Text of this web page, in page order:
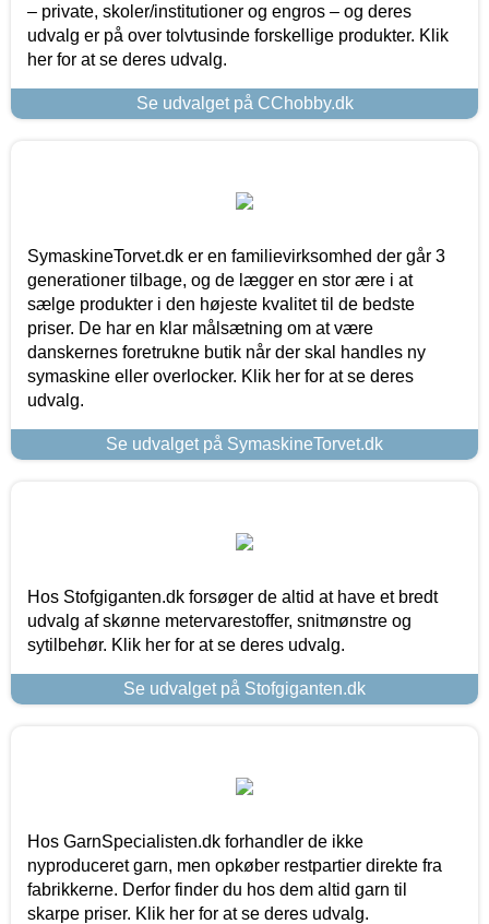
– private, skoler/institutioner og engros – og deres
udvalg er på over tolvtusinde forskellige produkter. Klik
her for at se deres udvalg.
Se udvalget på CChobby.dk
SymaskineTorvet.dk er en familievirksomhed der går 3
generationer tilbage, og de lægger en stor ære i at
sælge produkter i den højeste kvalitet til de bedste
priser. De har en klar målsætning om at være
danskernes foretrukne butik når der skal handles ny
symaskine eller overlocker. Klik her for at se deres
udvalg.
Se udvalget på SymaskineTorvet.dk
Hos Stofgiganten.dk forsøger de altid at have et bredt
udvalg af skønne metervarestoffer, snitmønstre og
sytilbehør. Klik her for at se deres udvalg.
Se udvalget på Stofgiganten.dk
Hos GarnSpecialisten.dk forhandler de ikke
nyproduceret garn, men opkøber restpartier direkte fra
fabrikkerne. Derfor finder du hos dem altid garn til
skarpe priser. Klik her for at se deres udvalg.